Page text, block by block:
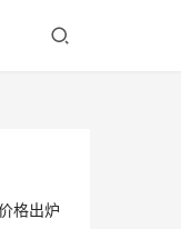
格出炉